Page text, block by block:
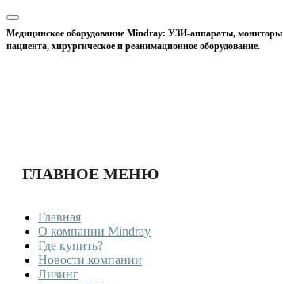
Медицинское оборудование Mindray: УЗИ-аппараты, мониторы
пациента, хирургическое и реанимационное оборудование.
ГЛАВНОЕ МЕНЮ
Главная
О компании Mindray
Где купить?
Новости компании
Лизинг